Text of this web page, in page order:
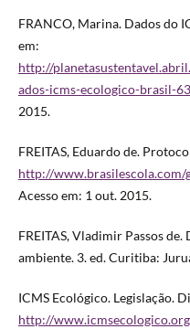
FRANCO, Marina. Dados do
em:
http://
ados-icms-ecologico-brasil-
2015.
FREITAS, Eduardo de.
http://
Acesso em: 1 out. 2015.
FREITAS, Vladimir Passos
ambiente. 3. ed. Curitiba:
ICMS Ecológico. Legislação.
http://